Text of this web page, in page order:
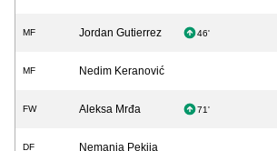
MF Jordan Gutierrez 46'
MF Nedim Keranović
FW Aleksa Mrđa 71'
DF Nemanja Pekija